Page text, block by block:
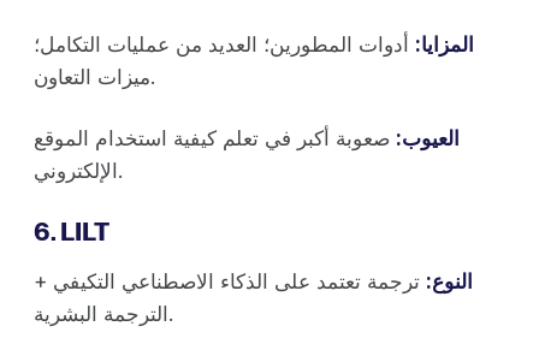
المزايا: أدوات المطورين؛ العديد من عمليات التكامل؛
ميزات التعاون.
العيوب: صعوبة أكبر في تعلم كيفية استخدام الموقع
الإلكتروني.
6. LILT
النوع: ترجمة تعتمد على الذكاء الاصطناعي التكيفي +
الترجمة البشرية.